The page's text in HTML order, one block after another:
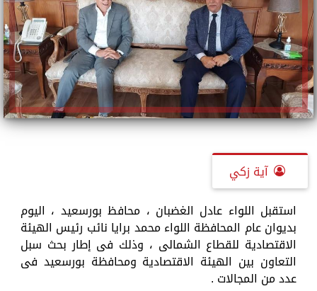
آية زكي
استقبل اللواء عادل الغضبان ، محافظ بورسعيد ، اليوم
بديوان عام المحافظة اللواء محمد برايا نائب رئيس الهيئة
الاقتصادية للقطاع الشمالى ، وذلك فى إطار بحث سبل
التعاون بين الهيئة الاقتصادية ومحافظة بورسعيد فى
عدد من المجالات .